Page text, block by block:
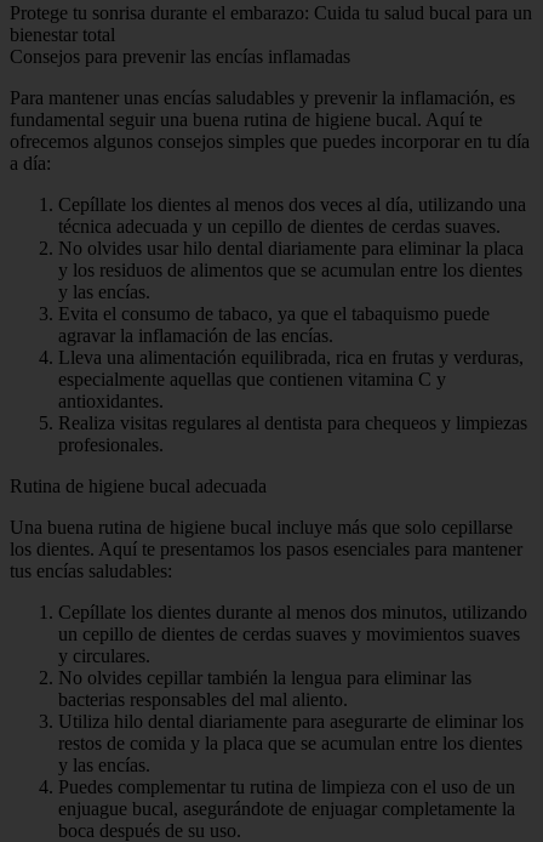
Protege tu sonrisa durante el embarazo: Cuida tu salud bucal para un
bienestar total
Consejos para prevenir las encías inflamadas
Para mantener unas encías saludables y prevenir la inflamación, es
fundamental seguir una buena rutina de higiene bucal. Aquí te
ofrecemos algunos consejos simples que puedes incorporar en tu día
a día:
Cepíllate los dientes al menos dos veces al día, utilizando una
técnica adecuada y un cepillo de dientes de cerdas suaves.
No olvides usar hilo dental diariamente para eliminar la placa
y los residuos de alimentos que se acumulan entre los dientes
y las encías.
Evita el consumo de tabaco, ya que el tabaquismo puede
agravar la inflamación de las encías.
Lleva una alimentación equilibrada, rica en frutas y verduras,
especialmente aquellas que contienen vitamina C y
antioxidantes.
Realiza visitas regulares al dentista para chequeos y limpiezas
profesionales.
Rutina de higiene bucal adecuada
Una buena rutina de higiene bucal incluye más que solo cepillarse
los dientes. Aquí te presentamos los pasos esenciales para mantener
tus encías saludables:
Cepíllate los dientes durante al menos dos minutos, utilizando
un cepillo de dientes de cerdas suaves y movimientos suaves
y circulares.
No olvides cepillar también la lengua para eliminar las
bacterias responsables del mal aliento.
Utiliza hilo dental diariamente para asegurarte de eliminar los
restos de comida y la placa que se acumulan entre los dientes
y las encías.
Puedes complementar tu rutina de limpieza con el uso de un
enjuague bucal, asegurándote de enjuagar completamente la
boca después de su uso.